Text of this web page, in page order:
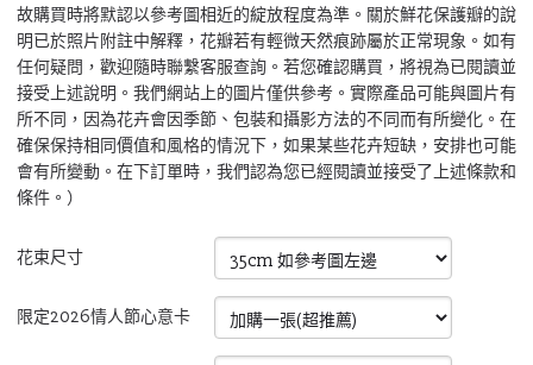
故購買時將默認以參考圖相近的綻放程度為準。關於鮮花保護瓣的說
明已於照片附註中解釋，花瓣若有輕微天然痕跡屬於正常現象。如有
任何疑問，歡迎隨時聯繫客服查詢。若您確認購買，將視為已閱讀並
接受上述說明。我們網站上的圖片僅供參考。實際產品可能與圖片有
所不同，因為花卉會因季節、包裝和攝影方法的不同而有所變化。在
確保保持相同價值和風格的情況下，如果某些花卉短缺，安排也可能
會有所變動。在下訂單時，我們認為您已經閱讀並接受了上述條款和
條件。）
花束尺寸
限定2026情人節心意卡